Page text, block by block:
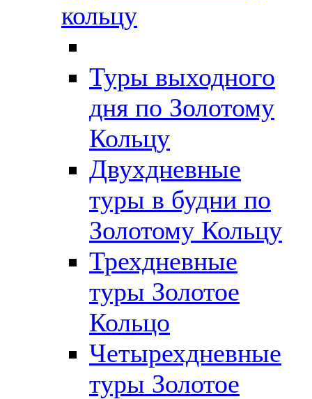
кольцу
Туры выходного
дня по Золотому
Кольцу
Двухдневные
туры в будни по
Золотому Кольцу
Трехдневные
туры Золотое
Кольцо
Четырехдневные
туры Золотое